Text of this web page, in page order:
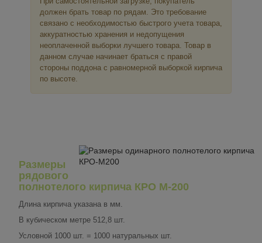
должен брать товар по рядам. Это требование
связано с необходимостью быстрого учета товара,
аккуратностью хранения и недопущения
неоплаченной выборки лучшего товара. Товар в
данном случае начинает браться с правой
стороны поддона с равномерной выборкой кирпича
по высоте.
Размеры
рядового
полнотелого кирпича КРО М-200
Длина кирпича указана в мм.
В кубическом метре 512,8 шт.
Условной 1000 шт. = 1000 натуральных шт.